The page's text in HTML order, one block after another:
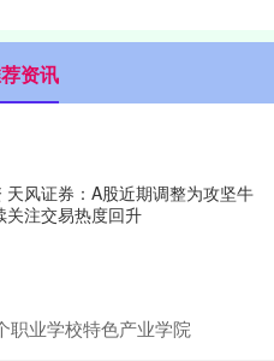
资讯
天风证券：A股近期调整为攻坚牛
关注交易热度回升
职业学校特色产业学院